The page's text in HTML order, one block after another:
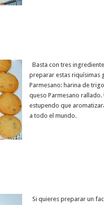
Basta con tres
preparar estas riquísimas
Parmesano: harina de
queso Parmesano rallado.
estupendo que
a todo el mundo.
Si quieres preparar un